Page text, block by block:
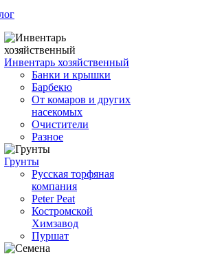
Инвентарь хозяйственный
Банки и крышки
Барбекю
От комаров и других
насекомых
Очистители
Разное
Грунты
Русская торфяная
компания
Peter Peat
Костромской
Химзавод
Пуршат